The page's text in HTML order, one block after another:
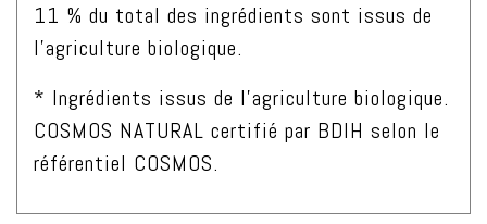
11 % du total des ingrédients sont issus de
l’agriculture biologique.
* Ingrédients issus de l’agriculture biologique.
COSMOS NATURAL certifié par BDIH selon le
référentiel COSMOS.